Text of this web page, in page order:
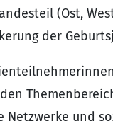
(Ost,
der
Netzwerke und